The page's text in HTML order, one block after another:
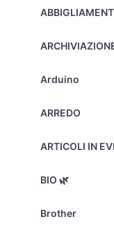
Arduino
ARREDO
ARTICOLI IN
BIO 🌿
Brother